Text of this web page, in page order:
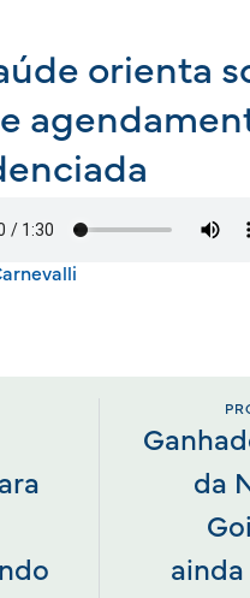
orienta
da
ainda